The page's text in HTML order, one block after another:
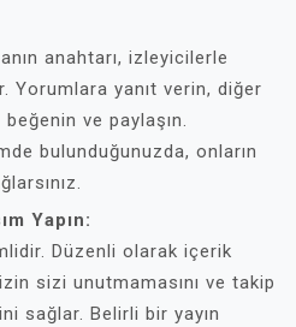
anahtarı, izleyicilerle
Yorumlara yanıt verin, diğer
beğenin ve paylaşın.
bulunduğunuzda, onların
Yapın:
Düzenli olarak içerik
sizi unutmamasını ve takip
sağlar. Belirli bir yayın